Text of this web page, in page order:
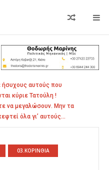
αυτούς που
κύριε Τατούλη !
να μεγαλώσουν. Μην τα
όλα γι’ αυτούς…
03.ΚΟΡΙΝΘΙΑ